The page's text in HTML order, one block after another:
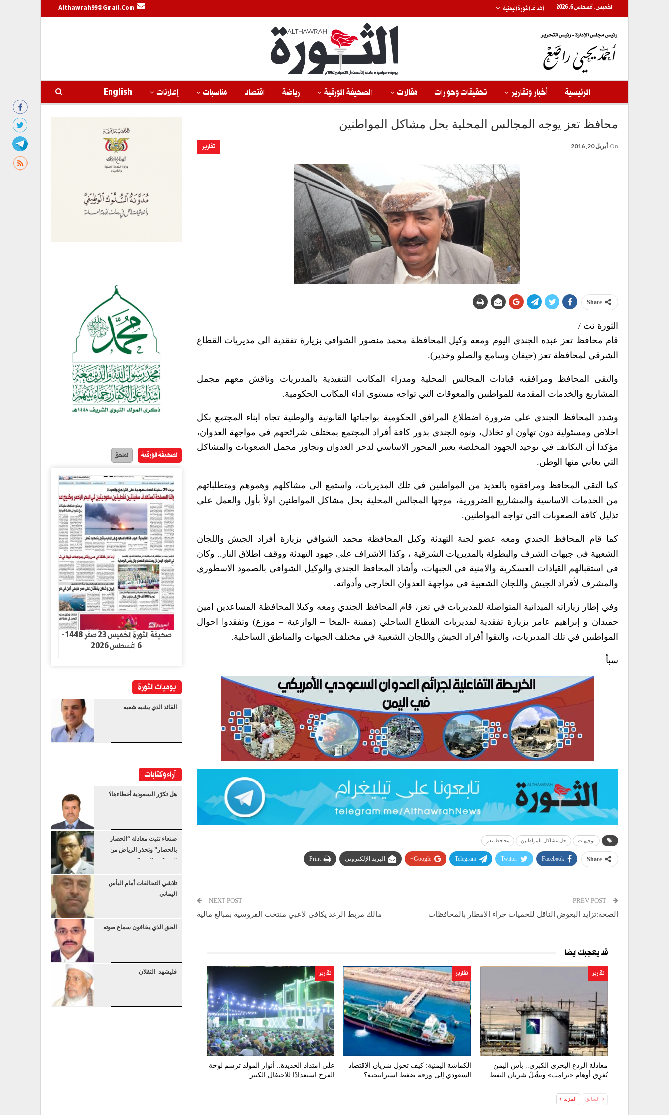
الخميس, أغسطس 6, 2026 أهداف الثورة اليمنية Althawrah99@gmail.com
الرئيسية أخبار وتقارير تحقيقات وحوارات مقالات الصحيفة الورقية رياضة اقتصاد مناسبات إعلانات English
محافظ تعز يوجه المجالس المحلية بحل مشاكل المواطنين
تقارير On أبريل 20, 2016
Share
الثورة نت /
قام محافظ تعز عبده الجندي اليوم ومعه وكيل المحافظة محمد منصور الشوافي بزيارة تفقدية الى مديريات القطاع
الشرقي لمحافظة تعز (حيفان وسامع والصلو وخدير).
والتقى المحافظ ومرافقيه قيادات المجالس المحلية ومدراء المكاتب التنفيذية بالمديريات وناقش معهم مجمل
المشاريع والخدمات المقدمة للمواطنين والمعوقات التي تواجه مستوى اداء المكاتب الحكومية.
وشدد المحافظ الجندي على ضرورة اضطلاع المرافق الحكومية بواجباتها القانونية والوطنية تجاه ابناء المجتمع بكل
اخلاص ومسئولية دون تهاون او تخاذل، ونوه الجندي بدور كافة أفراد المجتمع بمختلف شرائحهم في مواجهة العدوان،
مؤكدا أن التكاتف في توحيد الجهود المخلصة يعتبر المحور الاساسي لدحر العدوان وتجاوز مجمل الصعوبات والمشاكل
التي يعاني منها الوطن.
كما التقى المحافظ ومرافقوه بالعديد من المواطنين في تلك المديريات، واستمع الى مشاكلهم وهموهم ومتطلباتهم
من الخدمات الاساسية والمشاريع الضرورية، موجها المجالس المحلية بحل مشاكل المواطنين اولاً بأول والعمل على
تذليل كافة الصعوبات التي تواجه المواطنين.
كما قام المحافظ الجندي ومعه عضو لجنة التهدئة وكيل المحافظة محمد الشوافي بزيارة أفراد الجيش واللجان
الشعبية في جبهات الشرف والبطولة بالمديريات الشرقية ، وكذا الاشراف على جهود التهدئة ووقف اطلاق النار.. وكان
في استقبالهم القيادات العسكرية والامنية في الجبهات، وأشاد المحافظ الجندي والوكيل الشوافي بالصمود الاسطوري
والمشرف لأفراد الجيش واللجان الشعبية في مواجهة العدوان الخارجي وأدواته.
وفي إطار زياراته الميدانية المتواصلة للمديريات في تعز، قام المحافظ الجندي ومعه وكيلا المحافظة المساعدين امين
حميدان و إبراهيم عامر بزيارة تفقدية لمديريات القطاع الساحلي (مقبنة -المخا – الوازعية – موزع) وتفقدوا احوال
المواطنين في تلك المديريات، والتقوا أفراد الجيش واللجان الشعبية في مختلف الجبهات والمناطق الساحلية.
سبأ
توجيهات حل مشاكل المواطنين محافظ تعز
Share
Facebook
Twitter
Telegram
Google+ البريد الإلكتروني Print
الصحة:تزايد البعوض الناقل للحميات جراء الامطار بالمحافظات
NEXT POST
مالك مربط الرعد يكافى لاعبي منتخب الفروسية بمبالغ مالية
قد يعجبك ايضا
تقارير
معادلة الردع البحري الكبرى.. بأس اليمن
يُغرِق أوهام «ترامب» ويشُلّ شريان النفط…
تقارير
الكماشة اليمنية: كيف تحول شريان الاقتصاد
السعودي إلى ورقة ضغط استراتيجية؟
تقارير
على امتداد الحديدة.. أنوار المولد ترسم لوحة
الفرح استعدادًا للاحتفال الكبير
السابق المزيد
الصحيفة الورقية الملحق
صحيفة الثورة الخميس 23 صفر 1448-
6 اغسطس 2026
يوميات الثورة
القائد الذي يشبه شعبه
آراء وكتابات
هل تكرّر السعودية أخطاءها؟
صنعاء تثبت معادلة “الحصار
بالحصار” وتحذر الرياض من
“عسكرة البحر”
تلاشي التحالفات أمام البأس
اليماني
الحق الذي يخافون سماع صوته
فليشهد الثقلان